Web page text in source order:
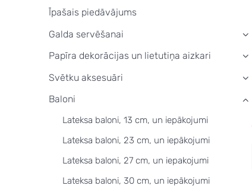
Īpašais piedāvājums
Galda servēšanai
›
Papīra dekorācijas un lietutiņa aizkari ›
Svētku aksesuāri ›
Baloni
Lateksa baloni, 13 cm, un iepākojumi
Lateksa baloni, 23 cm, un iepākojumi
Lateksa baloni, 27 cm, un iepakojumi
Lateksa baloni, 30 cm, un iepākojumi
›